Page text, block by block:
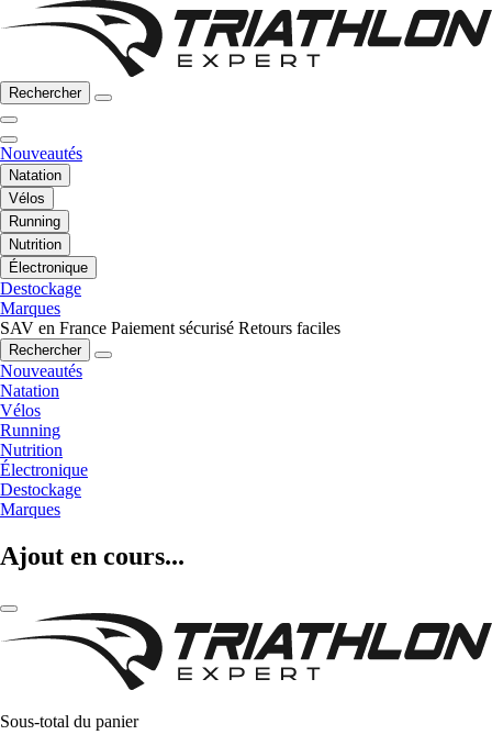
Rechercher
Nouveautés
Natation
Vélos
Running
Nutrition
Électronique
Destockage
Marques
SAV en France Paiement sécurisé Retours faciles
Rechercher
Nouveautés
Natation
Vélos
Running
Nutrition
Électronique
Destockage
Marques
Ajout en cours...
Sous-total du panier